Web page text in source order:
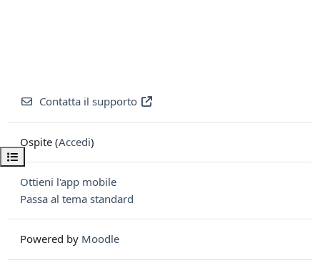
Apri indice del corso
Contatta il supporto
Ospite (Accedi)
Ottieni l'app mobile
Passa al tema standard
Powered by Moodle